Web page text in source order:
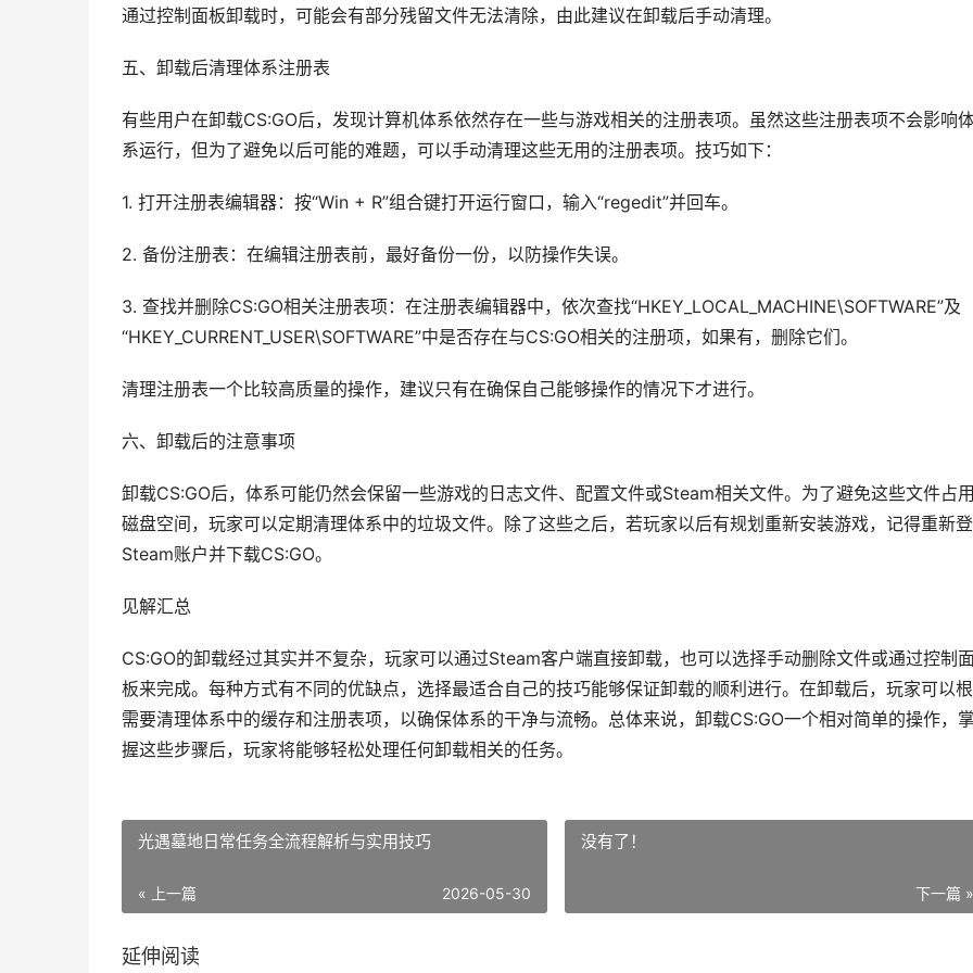
通过控制面板卸载时，可能会有部分残留文件无法清除，由此建议在卸载后手动清理。
五、卸载后清理体系注册表
有些用户在卸载CS:GO后，发现计算机体系依然存在一些与游戏相关的注册表项。虽然这些注册表项不会影响
系运行，但为了避免以后可能的难题，可以手动清理这些无用的注册表项。技巧如下：
1. 打开注册表编辑器：按“Win + R”组合键打开运行窗口，输入“regedit”并回车。
2. 备份注册表：在编辑注册表前，最好备份一份，以防操作失误。
3. 查找并删除CS:GO相关注册表项：在注册表编辑器中，依次查找“HKEY_LOCAL_MACHINE\SOFTWARE”及
“HKEY_CURRENT_USER\SOFTWARE”中是否存在与CS:GO相关的注册项，如果有，删除它们。
清理注册表一个比较高质量的操作，建议只有在确保自己能够操作的情况下才进行。
六、卸载后的注意事项
卸载CS:GO后，体系可能仍然会保留一些游戏的日志文件、配置文件或Steam相关文件。为了避免这些文件占
磁盘空间，玩家可以定期清理体系中的垃圾文件。除了这些之后，若玩家以后有规划重新安装游戏，记得重新
Steam账户并下载CS:GO。
见解汇总
CS:GO的卸载经过其实并不复杂，玩家可以通过Steam客户端直接卸载，也可以选择手动删除文件或通过控制
板来完成。每种方式有不同的优缺点，选择最适合自己的技巧能够保证卸载的顺利进行。在卸载后，玩家可以
需要清理体系中的缓存和注册表项，以确保体系的干净与流畅。总体来说，卸载CS:GO一个相对简单的操作，
握这些步骤后，玩家将能够轻松处理任何卸载相关的任务。
光遇墓地日常任务全流程解析与实用技巧
« 上一篇 2026-05-30
没有了！
下一篇 »
延伸阅读